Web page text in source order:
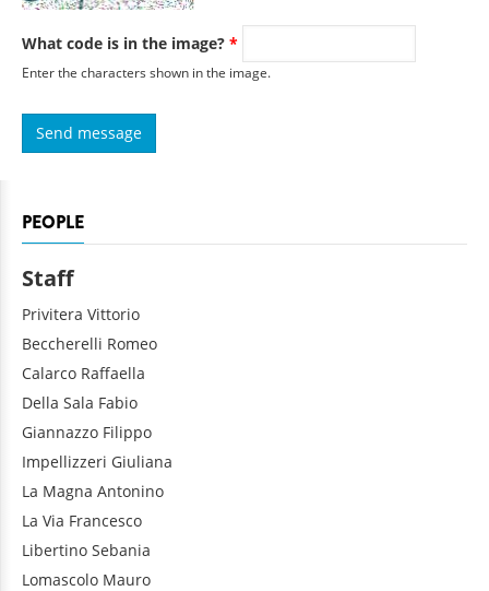
What code is in the image? *
Enter the characters shown in the image.
PEOPLE
Staff
Privitera Vittorio
Beccherelli Romeo
Calarco Raffaella
Della Sala Fabio
Giannazzo Filippo
Impellizzeri Giuliana
La Magna Antonino
La Via Francesco
Libertino Sebania
Lomascolo Mauro